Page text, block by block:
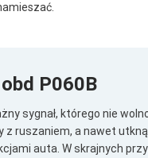
P060B
sygnał, którego nie
ruszaniem, a nawet
auta. W skrajnych